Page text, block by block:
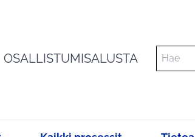
OSALLISTUMISALUSTA